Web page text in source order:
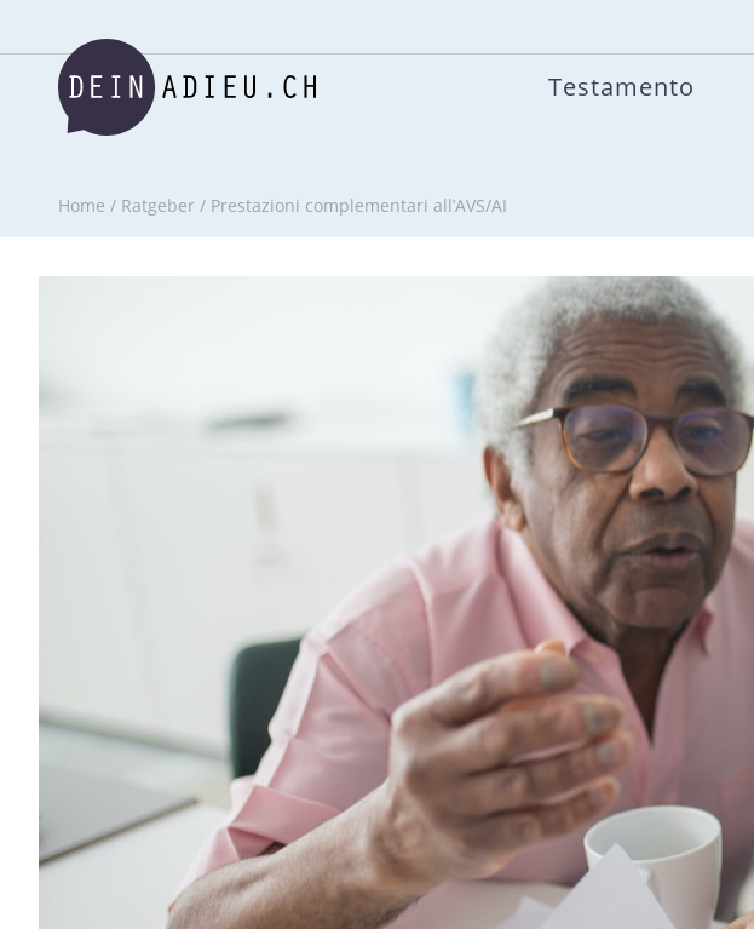
Testamento
Home / Ratgeber / Prestazioni complementari all’AVS/AI